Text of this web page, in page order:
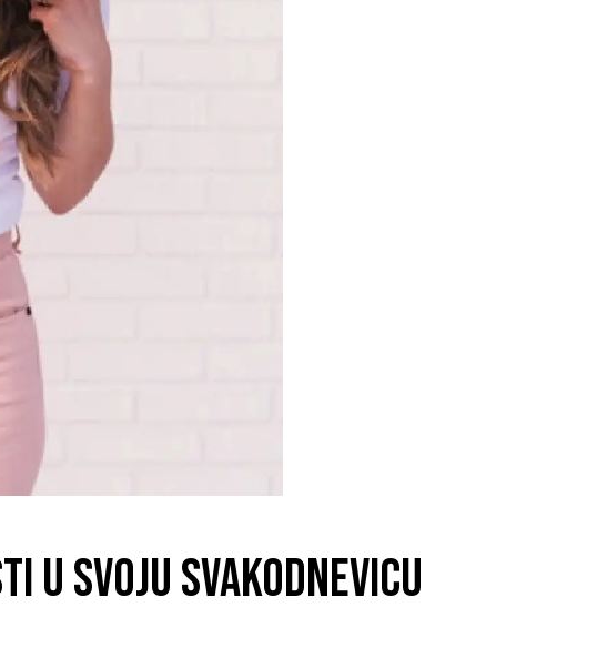
U SVOJU SVAKODNEVICU